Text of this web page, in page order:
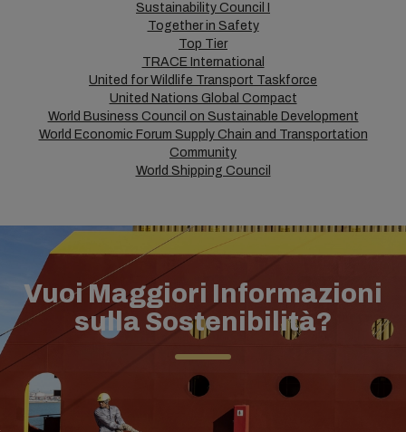
Sustainability Council I
Together in Safety
Top Tier
TRACE International
United for Wildlife Transport Taskforce
United Nations Global Compact
World Business Council on Sustainable Development
World Economic Forum Supply Chain and Transportation
Community
World Shipping Council
Vuoi Maggiori Informazioni
sulla Sostenibilità?